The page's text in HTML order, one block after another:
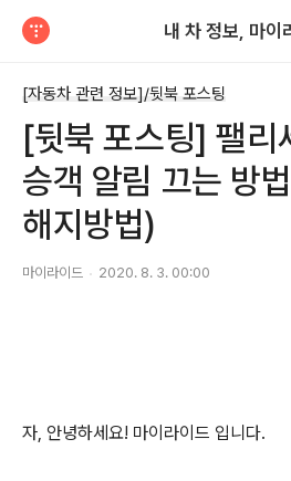
내 차 정보, 마이
[자동차 관련 정보]/뒷북 포스팅
[뒷북 포스팅] 팰리
승객 알림 끄는 방
해지방법)
마이라이드 2020. 8. 3. 00:00
자, 안녕하세요! 마이라이드 입니다.